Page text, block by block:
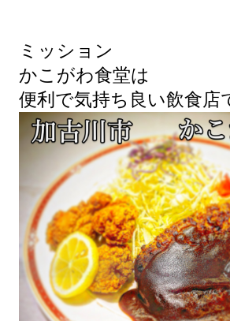
ミッション
かこがわ食堂は
便利で気持ち良い飲食店